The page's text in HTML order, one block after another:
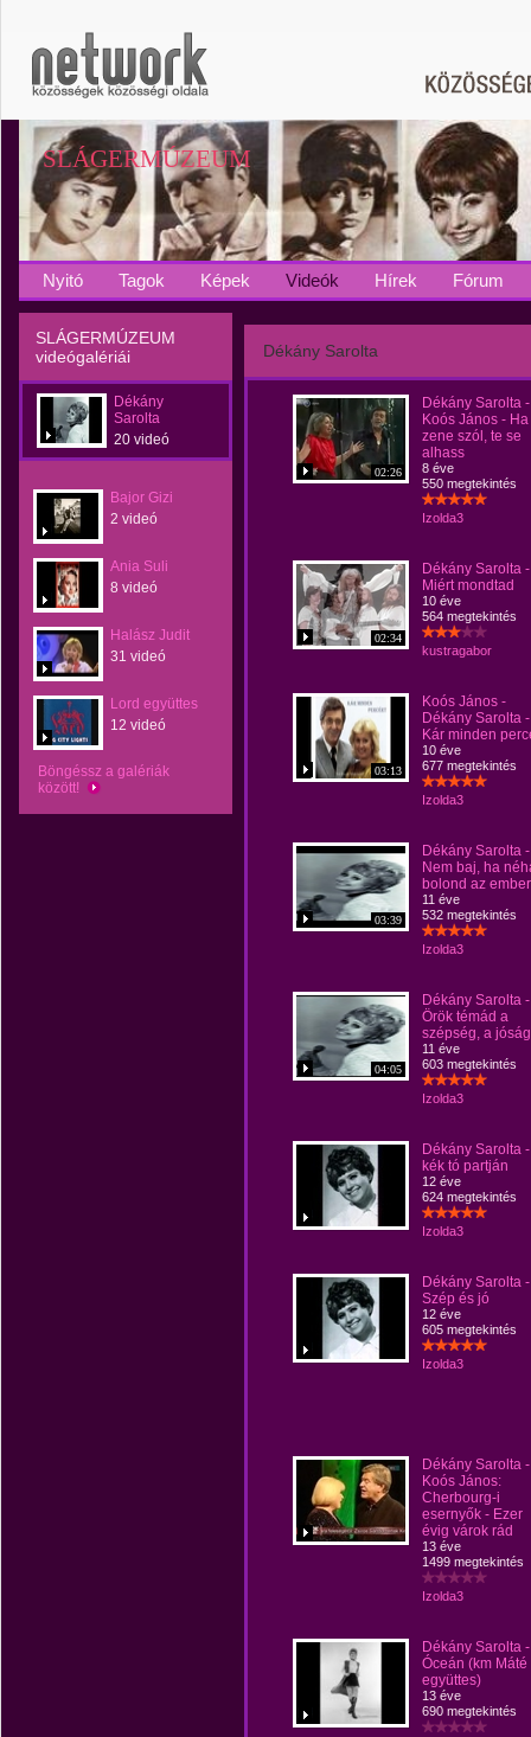
SLÁGERMÚZEUM
Nyitó Tagok Képek Videók Hírek Fórum
SLÁGERMÚZEUM
videógalériái
Dékány
Sarolta
20 videó
Bajor Gizi
2 videó
Ania Suli
8 videó
Halász Judit
31 videó
Lord együttes
12 videó
Böngéssz a galériák
között!
Dékány Sarolta
02:26
Dékány Sarolta -
Koós János - Ha
zene szól, te se
alhass
8 éve
550 megtekintés
Izolda3
02:34
Dékány Sarolta -
Miért mondtad
10 éve
564 megtekintés
kustragabor
03:13
Koós János -
Dékány Sarolta -
Kár minden
10 éve
677 megtekintés
Izolda3
03:39
Dékány Sarolta -
Nem baj, ha
bolond az ember
11 éve
532 megtekintés
Izolda3
04:05
Dékány Sarolta -
Örök témád a
szépség, a jóság
11 éve
603 megtekintés
Izolda3
Dékány Sarolta -
kék tó partján
12 éve
624 megtekintés
Izolda3
Dékány Sarolta -
Szép és jó
12 éve
605 megtekintés
Izolda3
Dékány Sarolta -
Koós János:
Cherbourg-i
esernyők - Ezer
évig várok rád
13 éve
1499 megtekintés
Izolda3
Dékány Sarolta -
Óceán (km Máté
együttes)
13 éve
690 megtekintés